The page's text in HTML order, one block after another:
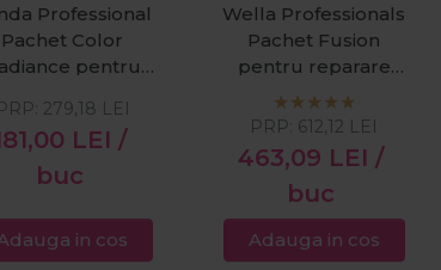
Professional
Pachet Color
pentru
+ balsam
+ fixativ
Lock It 500ml
LEI /
buc
279,18 LEI
in cos
Wella Professionals
Pachet Fusion
pentru reparare
intensa: sampon
1000ml + balsam
1000ml + tratament
70ml
463,09 LEI /
buc
PRP: 612,12 LEI
Adauga in cos